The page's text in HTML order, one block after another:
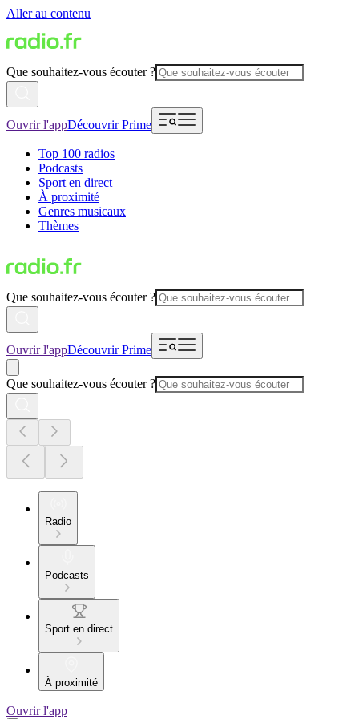
Aller au contenu
Que souhaitez-vous écouter ?
Ouvrir l'appDécouvrir Prime
Top 100 radios
Podcasts
Sport en direct
À proximité
Genres musicaux
Thèmes
Que souhaitez-vous écouter ?
Ouvrir l'appDécouvrir Prime
Que souhaitez-vous écouter ?
Radio
Podcasts
Sport en direct
À proximité
Ouvrir l'app